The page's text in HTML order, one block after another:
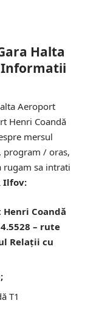
Halta
Informatii
Aeroport
Henri Coandă
mersul
program / oras,
rugam sa intrati
Ilfov:
Coandă
– rute
Relaţii cu
T1